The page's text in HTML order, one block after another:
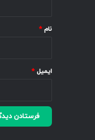
نام *
ایمیل *